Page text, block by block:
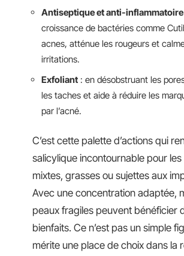
Antiseptique et anti-inflammatoire
croissance de bactéries comme
acnes, atténue les rougeurs et
irritations.
Exfoliant : en désobstruant les
les taches et aide à réduire les
par l’acné.
C’est cette palette d’actions qui
salicylique incontournable pour
mixtes, grasses ou sujettes aux
Avec une concentration adaptée,
peaux fragiles peuvent bénéficier
bienfaits. Ce n’est pas un simple
mérite une place de choix dans la